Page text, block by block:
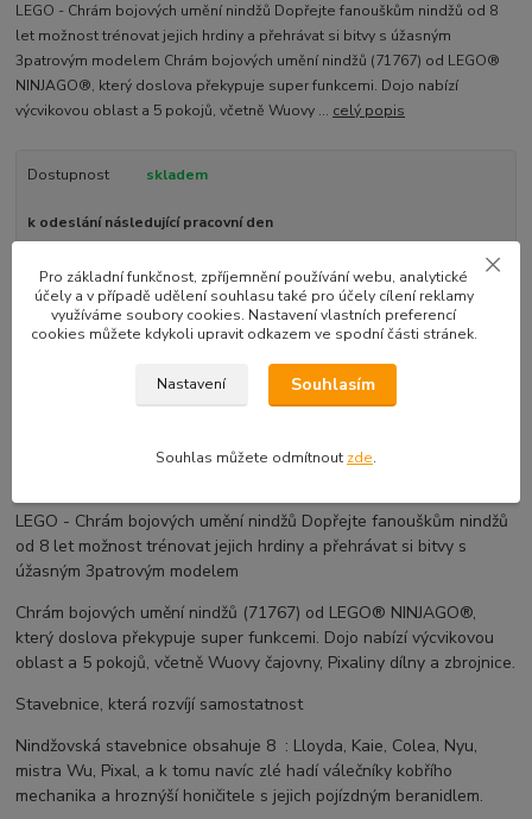
LEGO - Chrám bojových umění nindžů Dopřejte fanouškům nindžů od 8
let možnost trénovat jejich hrdiny a přehrávat si bitvy s úžasným
3patrovým modelem Chrám bojových umění nindžů (71767) od LEGO®
NINJAGO®, který doslova překypuje super funkcemi. Dojo nabízí
výcvikovou oblast a 5 pokojů, včetně Wuovy ... celý popis
Dostupnost skladem
k odeslání následující pracovní den
3 890 Kč/ ks
Přidat do košíku
5702017151649
LEGO - Chrám bojových umění nindžů Dopřejte fanouškům nindžů
od 8 let možnost trénovat jejich hrdiny a přehrávat si bitvy s
úžasným 3patrovým modelem
Chrám bojových umění nindžů (71767) od LEGO® NINJAGO®,
který doslova překypuje super funkcemi. Dojo nabízí výcvikovou
oblast a 5 pokojů, včetně Wuovy čajovny, Pixaliny dílny a zbrojnice.
Stavebnice, která rozvíjí samostatnost
Nindžovská stavebnice obsahuje 8 : Lloyda, Kaie, Colea, Nyu,
mistra Wu, Pixal, a k tomu navíc zlé hadí válečníky kobřího
mechanika a hroznýší honičitele s jejich pojízdným beranidlem.
Pro základní funkčnost, zpříjemnění používání webu, analytické
účely a v případě udělení souhlasu také pro účely cílení reklamy
využíváme soubory cookies. Nastavení vlastních preferencí
cookies můžete kdykoli upravit odkazem ve spodní části stránek.
Nastavení Souhlasím
Souhlas můžete odmítnout zde.